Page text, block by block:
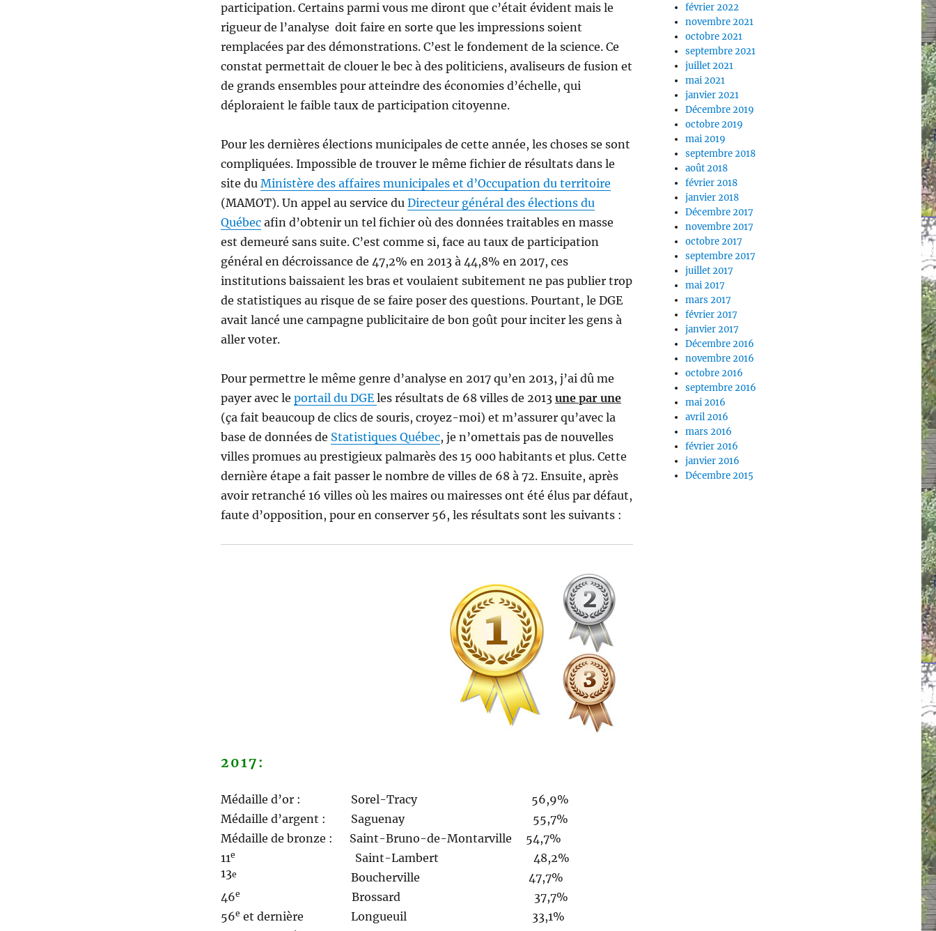
participation. Certains parmi vous me diront que c’était évident mais le
rigueur de l’analyse doit faire en sorte que les impressions soient
remplacées par des démonstrations. C’est le fondement de la science. Ce
constat permettait de clouer le bec à des politiciens, avaliseurs de fusion et
de grands ensembles pour atteindre des économies d’échelle, qui
déploraient le faible taux de participation citoyenne.
Pour les dernières élections municipales de cette année, les choses se sont
compliquées. Impossible de trouver le même fichier de résultats dans le
site du Ministère des affaires municipales et d’Occupation du territoire
(MAMOT). Un appel au service du Directeur général des élections du
Québecafin d’obtenir un tel fichier où des données traitables en masse
est demeuré sans suite. C’est comme si, face au taux de participation
général en décroissance de 47,2% en 2013 à 44,8% en 2017, ces
institutions baissaient les bras et voulaient subitement ne pas publier trop
de statistiques au risque de se faire poser des questions. Pourtant, le DGE
avait lancé une campagne publicitaire de bon goût pour inciter les gens à
aller voter.
Pour permettre le même genre d’analyse en 2017 qu’en 2013, j’ai dû me
payer avec le portail du DGE les résultats de 68 villes de 2013 une par une
(ça fait beaucoup de clics de souris, croyez-moi) et m’assurer qu’avec la
base de données de Statistiques Québec, je n’omettais pas de nouvelles
villes promues au prestigieux palmarès des 15 000 habitants et plus. Cette
dernière étape a fait passer le nombre de villes de 68 à 72. Ensuite, après
avoir retranché 16 villes où les maires ou mairesses ont été élus par défaut,
faute d’opposition, pour en conserver 56, les résultats sont les suivants :
2017:
Médaille d’or : Sorel-Tracy 56,9%
Médaille d’argent : Saguenay 55,7%
Médaille de bronze : Saint-Bruno-de-Montarville 54,7%
11e
Saint-Lambert 48,2%
13e
Boucherville 47,7%
46e
Brossard 37,7%
56e et dernière Longueuil 33,1%
février 2022
novembre 2021
octobre 2021
septembre 2021
juillet 2021
mai 2021
janvier 2021
Décembre 2019
octobre 2019
mai 2019
septembre 2018
août 2018
février 2018
janvier 2018
Décembre 2017
novembre 2017
octobre 2017
septembre 2017
juillet 2017
mai 2017
mars 2017
février 2017
janvier 2017
Décembre 2016
novembre 2016
octobre 2016
septembre 2016
mai 2016
avril 2016
mars 2016
février 2016
janvier 2016
Décembre 2015